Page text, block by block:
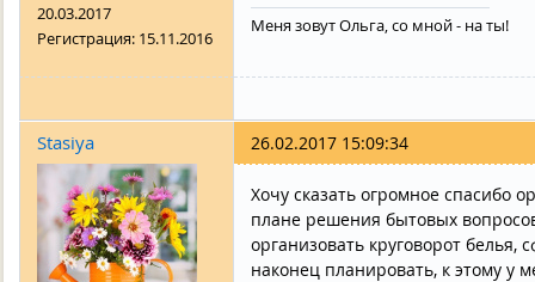
20.03.2017
Регистрация: 15.11.2016
Меня зовут Ольга, со мной - на ты!
Stasiya 26.02.2017 15:09:34
Хочу сказать огромное спасибо
плане решения бытовых
организовать круговорот
наконец планировать, к этому у